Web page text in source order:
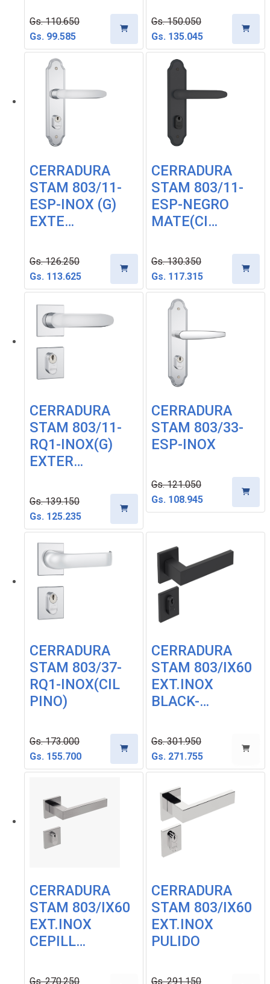
Gs. 110.650
Gs. 99.585
Gs. 150.050
Gs. 135.045
CERRADURA
STAM 803/11-
ESP-INOX (G)
EXTE…
Gs. 126.250
Gs. 113.625
CERRADURA
STAM 803/11-
ESP-NEGRO
MATE(CI…
Gs. 130.350
Gs. 117.315
CERRADURA
STAM 803/11-
RQ1-INOX(G)
EXTER…
Gs. 139.150
Gs. 125.235
CERRADURA
STAM 803/33-
ESP-INOX
Gs. 121.050
Gs. 108.945
CERRADURA
STAM 803/37-
RQ1-INOX(CIL
PINO)
Gs. 173.000
Gs. 155.700
CERRADURA
STAM 803/IX60
EXT.INOX
BLACK-…
Gs. 301.950
Gs. 271.755
CERRADURA
STAM 803/IX60
EXT.INOX
CEPILL…
Gs. 270.250
CERRADURA
STAM 803/IX60
EXT.INOX
PULIDO
Gs. 291.150